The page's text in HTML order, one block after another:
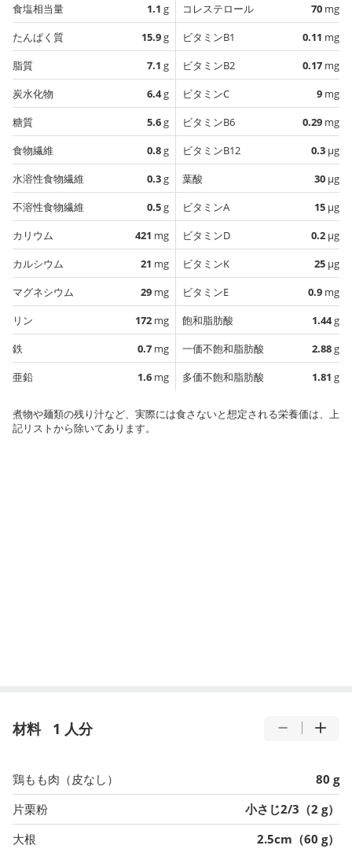
食塩相当量
1.1 g
たんぱく質
15.9g
脂質
7.1 g
炭水化物
6.4g
糖質
5.6g
食物繊維
0.8g
水溶性食物繊維
0.3g
不溶性食物繊維
0.5g
カリウム
421 mg
カルシウム
21 mg
マグネシウム
29 mg
リン
172 mg
鉄
0.7 mg
亜鉛
1.6 mg
コレステロール
70 mg
ビタミンB1
0.11 mg
ビタミンB2
0.17 mg
ビタミンC
9 mg
ビタミンB6
0.29 mg
ビタミンB12
0.3 µg
葉酸
30 µg
ビタミンA
15 µg
ビタミンD
0.2 µg
ビタミンK
25 µg
ビタミンE
0.9 mg
飽和脂肪酸
1.44g
一価不飽和脂肪酸
2.88g
多価不飽和脂肪酸
1.81 g
煮物や麺類の残り汁など、実際には食さないと想定される栄養価は、上
記リストから除いてあります。
材料 1 人分
鶏もも肉（皮なし）
80 g
片栗粉
小さじ2/3（2 g）
大根
2.5cm（60 g）